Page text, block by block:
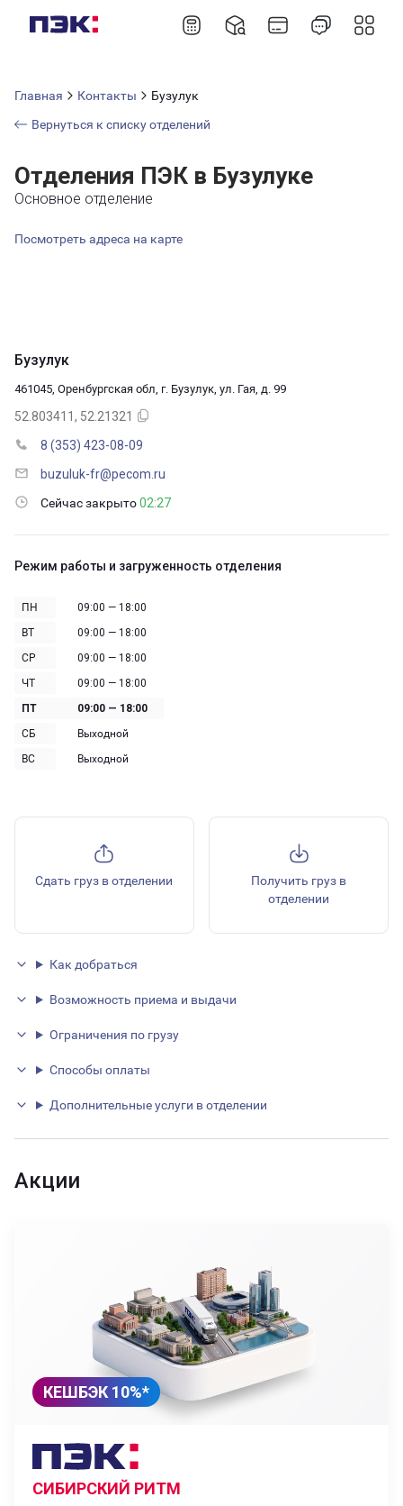
Главная Контакты
Бузулук
Вернуться к списку отделений
Отделения ПЭК в Бузулуке
Основное отделение
Посмотреть адреса на карте
Бузулук
461045, Оренбургская обл, г. Бузулук, ул. Гая, д. 99
52.803411, 52.21321
8 (353) 423-08-09
buzuluk-fr@pecom.ru
Сейчас закрыто02:27
Режим работы и загруженность отделения
ПН
09:00 — 18:00
ВТ
09:00 — 18:00
СР
09:00 — 18:00
ЧТ
09:00 — 18:00
ПТ
09:00 — 18:00
СБ
Выходной
ВС
Выходной
Сдать груз в отделении
Получить груз в
отделении
Как добраться
Возможность приема и выдачи
Ограничения по грузу
Способы оплаты
Дополнительные услуги в отделении
Акции
КЕШБЭК 10%*
СИБИРСКИЙ РИТМ